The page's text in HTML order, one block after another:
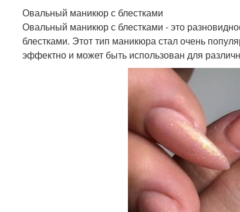
Овальный маникюр с блестками
Овальный маникюр с блестками - это
блестками. Этот тип маникюра стал очень
эффектно и может быть использован для